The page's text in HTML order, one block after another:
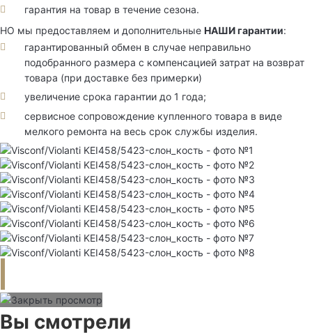
гарантия на товар в течение сезона.
НО мы предоставляем и дополнительные НАШИ гарантии:
гарантированный обмен в случае неправильно
подобранного размера с компенсацией затрат на возврат
товара (при доставке без примерки)
увеличение срока гарантии до 1 года;
сервисное сопровождение купленного товара в виде
мелкого ремонта на весь срок службы изделия.
Вы смотрели